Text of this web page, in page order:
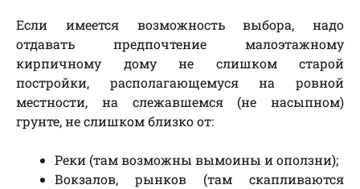
Если имеется возможность выбора, надо
отдавать предпочтение малоэтажному
кирпичному дому не слишком старой
постройки, располагающемуся на ровной
местности, на слежавшемся (не насыпном)
грунте, не слишком близко от:
Реки (там возможны вымоины и оползни);
Вокзалов, рынков (там скапливаются